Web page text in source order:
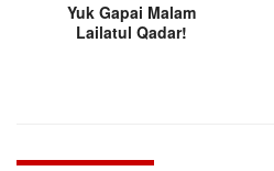
Yuk Gapai Malam
Lailatul Qadar!